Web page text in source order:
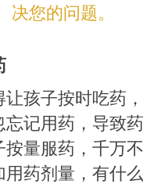
决您的问题。
孩子按时吃药
记用药，导致
量服药，千万
药剂量，有什